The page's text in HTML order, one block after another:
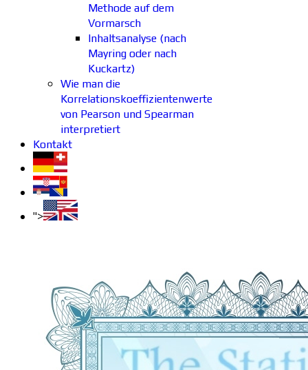
Methode auf dem
Vormarsch
Inhaltsanalyse (nach
Mayring oder nach
Kuckartz)
Wie man die
Korrelationskoeffizientenwerte
von Pearson und Spearman
interpretiert
Kontakt
">